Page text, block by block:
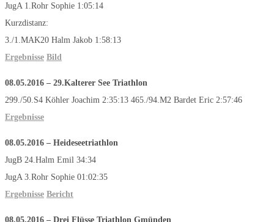
JugA 1.Rohr Sophie 1:05:14
Kurzdistanz:
3./1.MAK20 Halm Jakob 1:58:13
Ergebnisse Bild
08.05.2016 – 29.Kalterer See Triathlon
299./50.S4 Köhler Joachim 2:35:13 465./94.M2 Bardet Eric 2:57:46
Ergebnisse
08.05.2016 – Heideseetriathlon
JugB 24.Halm Emil 34:34
JugA 3.Rohr Sophie 01:02:35
Ergebnisse Bericht
08.05.2016 – Drei Flüsse Triathlon Gmünden